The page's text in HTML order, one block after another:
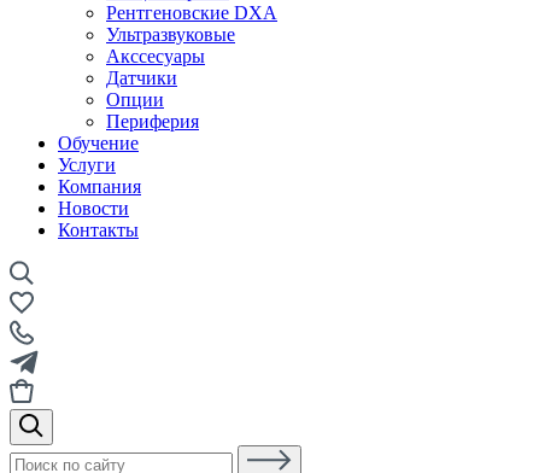
Рентгеновские DXA
Ультразвуковые
Акссесуары
Датчики
Опции
Периферия
Обучение
Услуги
Компания
Новости
Контакты